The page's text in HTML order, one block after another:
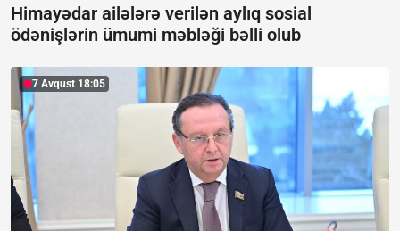
Himayədar ailələrə verilən aylıq sosial
ödənişlərin ümumi məbləği bəlli olub
7 Avqust 18:05